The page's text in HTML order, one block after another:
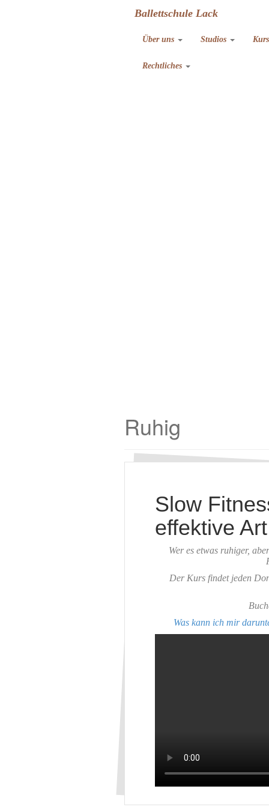
Ballettschule Lack
Über uns Studios
Rechtliches
Ruhig
Slow
effektive
Wer es etwas ruhiger,
Der Kurs findet jeden
Was kann ich mir